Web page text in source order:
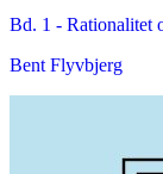
Bd. 1 - Rationalitet
Bent Flyvbjerg